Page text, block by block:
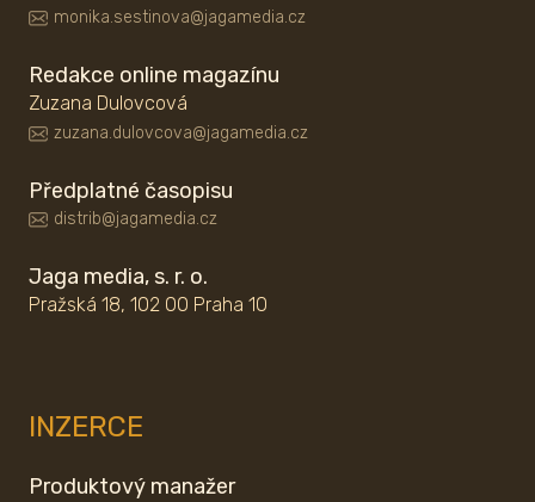
monika.sestinova@jagamedia.cz
Redakce online magazínu
Zuzana Dulovcová
zuzana.dulovcova@jagamedia.cz
Předplatné časopisu
distrib@jagamedia.cz
Jaga media, s. r. o.
Pražská 18, 102 00 Praha 10
INZERCE
Produktový manažer